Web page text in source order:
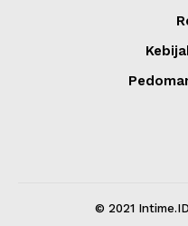
© 2021